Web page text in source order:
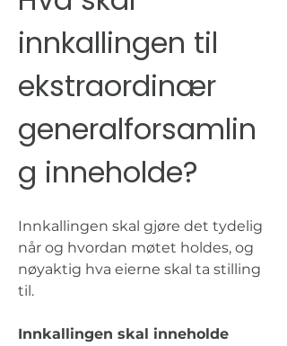
innkallingen til
ekstraordinær
generalforsamlin
g inneholde?
Innkallingen skal gjøre det tydelig
når og hvordan møtet holdes, og
nøyaktig hva eierne skal ta stilling
til.
Innkallingen skal inneholde